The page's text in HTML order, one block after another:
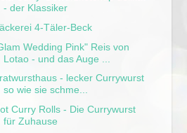
- der Klassiker
4-Täler-Beck
Wedding Pink" Reis von
Lotao - und das Auge ...
- lecker Currywurst
so wie sie schme...
Curry Rolls - Die Currywurst
für Zuhause